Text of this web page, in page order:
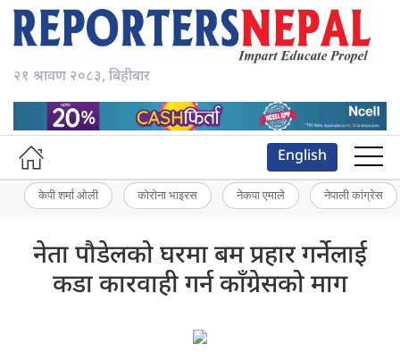
२१ श्रावण २०८३, बिहीबार
English
केपी शर्मा ओली कोरोना भाइरस नेकपा एमाले नेपाली कांग्रेस
नेता पौडेलको घरमा बम प्रहार गर्नेलाई
कडा कारवाही गर्न काँग्रेसको माग